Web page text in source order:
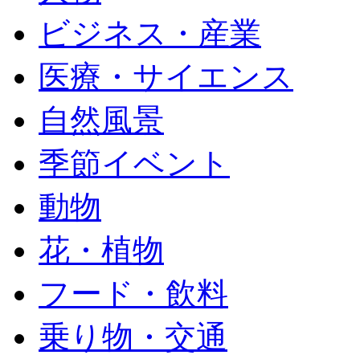
ビジネス・産業
医療・サイエンス
自然風景
季節イベント
動物
花・植物
フード・飲料
乗り物・交通